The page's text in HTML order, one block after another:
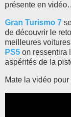
présente en
Gran Turismo 7
de découvrir le
meilleures
PS5 on ressentira
aspérités de la
Mate la vidéo